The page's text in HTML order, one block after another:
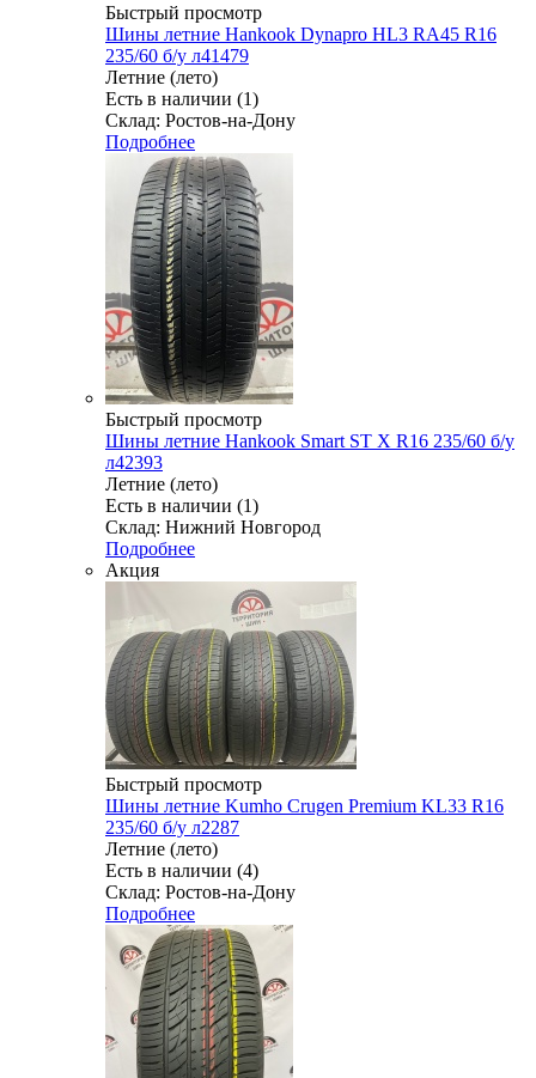
Быстрый просмотр
Шины летние Hankook Dynapro HL3 RA45 R16
235/60 б/у л41479
Летние (лето)
Есть в наличии (1)
Склад: Ростов-на-Дону
Подробнее
Быстрый просмотр
Шины летние Hankook Smart ST X R16 235/60 б/у
л42393
Летние (лето)
Есть в наличии (1)
Склад: Нижний Новгород
Подробнее
Акция
Быстрый просмотр
Шины летние Kumho Crugen Premium KL33 R16
235/60 б/у л2287
Летние (лето)
Есть в наличии (4)
Склад: Ростов-на-Дону
Подробнее